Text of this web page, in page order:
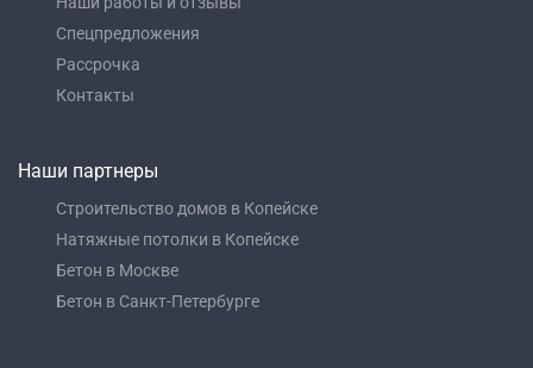
Спецпредложения
Рассрочка
Контакты
Наши партнеры
Строительство домов в Копейске
Натяжные потолки в Копейске
Бетон в Москве
Бетон в Санкт-Петербурге